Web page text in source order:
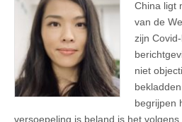
China ligt
van de
zijn
niet
begrijpen
versoepeling is beland is het